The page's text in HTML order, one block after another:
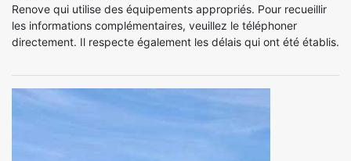
Renove qui utilise des équipements appropriés. Pour recueillir
les informations complémentaires, veuillez le téléphoner
directement. Il respecte également les délais qui ont été établis.